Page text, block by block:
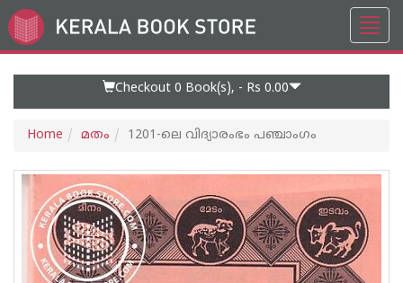
Go
to
Checkout 0 Book(s), - Rs 0.00
Home മതം 1201-ലെ വിദ്യാരംഭം പഞ്ചാംഗം